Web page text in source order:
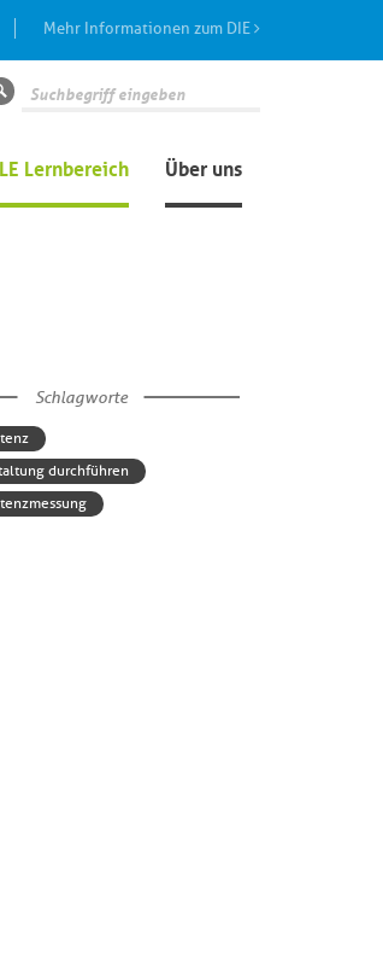
Mehr Informationen zum DIE
Lernbereich Über uns
Suche
Schlagworte
durchführen